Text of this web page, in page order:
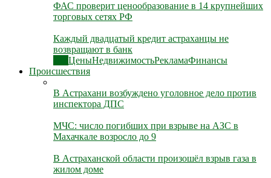
ФАС проверит ценообразование в 14 крупнейших
торговых сетях РФ
Каждый двадцатый кредит астраханцы не
возвращают в банк
ЦеныНедвижимостьРекламаФинансы
Происшествия
В Астрахани возбуждено уголовное дело против
инспектора ДПС
МЧС: число погибших при взрыве на АЗС в
Махачкале возросло до 9
В Астраханской области произошёл взрыв газа в
жилом доме